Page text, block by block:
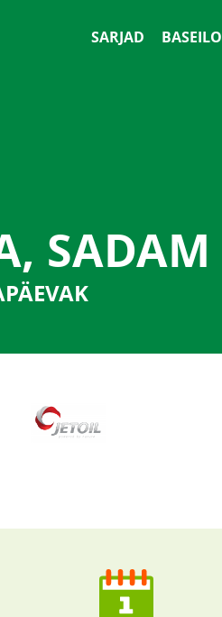
SARJAD
SADAM